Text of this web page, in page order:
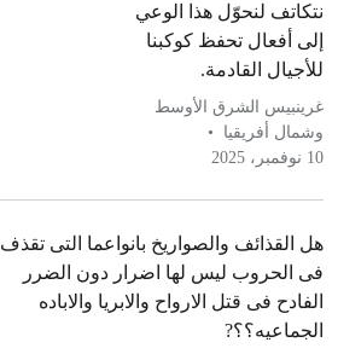
نتكاتف لنحوّل هذا الوعي
إلى أفعال تحفظ كوكبنا
للأجيال القادمة.
غرينبيس الشرق الأوسط
وشمال أفريقيا
10 نوفمبر، 2025
هل القذائف والصواريخ بانواعما التى تقذف
فى الحروب ليس لها اضرار دون الضرر
الفادح فى قتل الارواح والابريا والاباده
الجماعيه؟؟?